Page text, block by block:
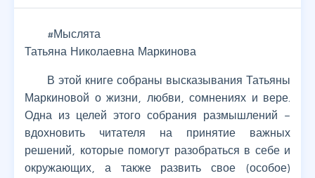
#Мыслята
Татьяна Николаевна Маркинова
В этой книге собраны высказывания Татьяны
Маркиновой о жизни, любви, сомнениях и вере.
Одна из целей этого собрания размышлений –
вдохновить читателя на принятие важных
решений, которые помогут разобраться в себе и
окружающих, а также развить свое (особое)